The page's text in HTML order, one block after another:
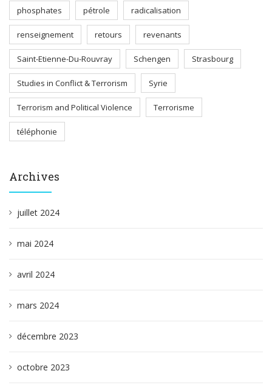
phosphates pétrole radicalisation
renseignement retours revenants
Saint-Etienne-Du-Rouvray Schengen Strasbourg
Studies in Conflict & Terrorism Syrie
Terrorism and Political Violence Terrorisme
téléphonie
Archives
juillet 2024
mai 2024
avril 2024
mars 2024
décembre 2023
octobre 2023